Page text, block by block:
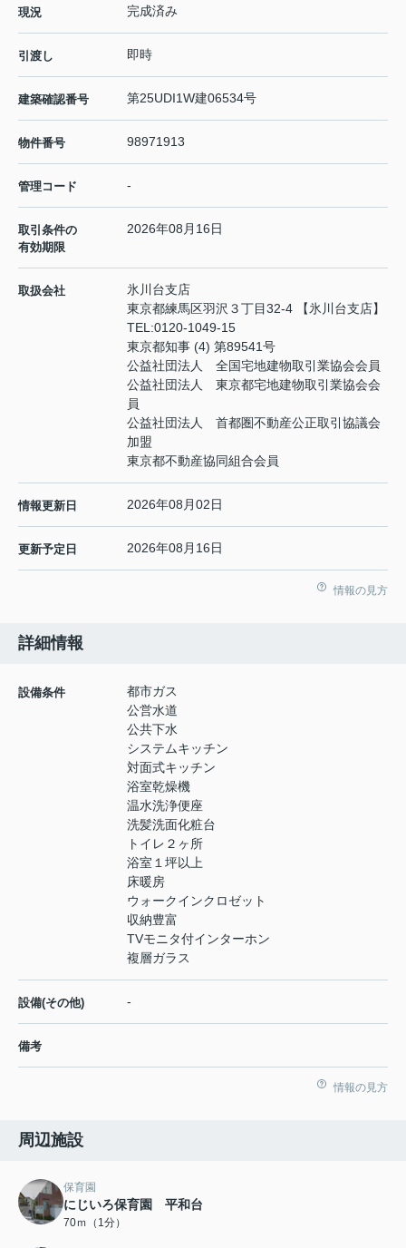
現況 完成済み
引渡し 即時
建築確認番号 第25UDI1W建06534号
物件番号 98971913
管理コード -
取引条件の
有効期限
2026年08月16日
取扱会社
氷川台支店
東京都練馬区羽沢３丁目32-4 【氷川台支店】
TEL:0120-1049-15
東京都知事 (4) 第89541号
公益社団法人 全国宅地建物取引業協会会員
公益社団法人 東京都宅地建物取引業協会会
員
公益社団法人 首都圏不動産公正取引協議会
加盟
東京都不動産協同組合会員
情報更新日 2026年08月02日
更新予定日 2026年08月16日
情報の見方
詳細情報
設備条件
都市ガス
公営水道
公共下水
システムキッチン
対面式キッチン
浴室乾燥機
温水洗浄便座
洗髪洗面化粧台
トイレ２ヶ所
浴室１坪以上
床暖房
ウォークインクロゼット
収納豊富
TVモニタ付インターホン
複層ガラス
設備(その他) -
備考
情報の見方
周辺施設
保育園
にじいろ保育園 平和台
70ｍ（1分）